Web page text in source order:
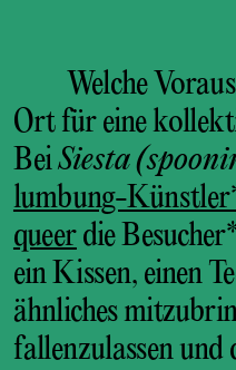
Welche
Ort für eine
BeiSiesta
lumbung-
queerdie
ein Kissen, einen
ähnliches
fallenzulassen und